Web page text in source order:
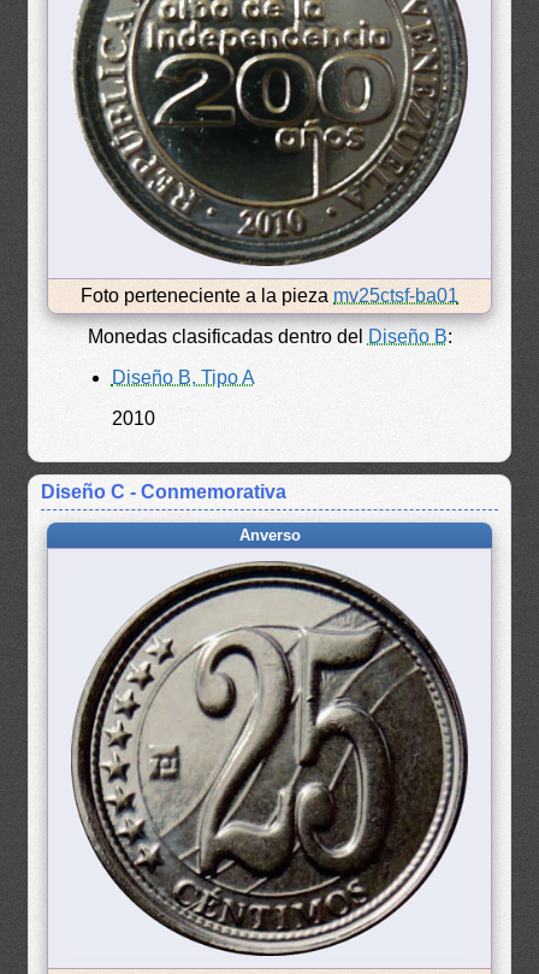
Foto perteneciente a la pieza mv25ctsf-ba01
Monedas clasificadas dentro del Diseño B:
Diseño B, Tipo A
2010
Diseño C - Conmemorativa
Anverso